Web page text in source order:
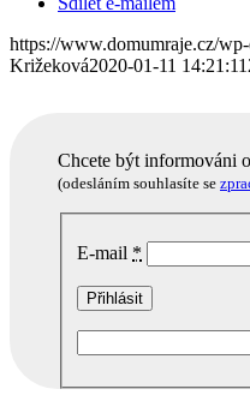
https://www.domumraje.cz/
Križeková2020-01-11 14:21:11
Chcete být informováni
(odesláním souhlasíte se
E-mail *